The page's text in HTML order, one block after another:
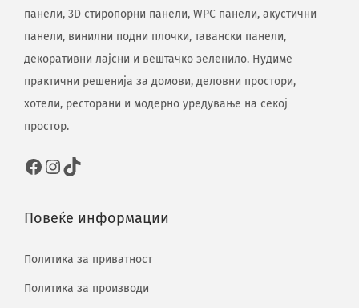
панели, 3D стиропорни панели, WPC панели, акустични
панели, винилни подни плочки, тавански панели,
декоративни лајсни и вештачко зеленило. Нудиме
практични решенија за домови, деловни простори,
хотели, ресторани и модерно уредување на секој
простор.
Повеќе информации
Политика за приватност
Политика за производи